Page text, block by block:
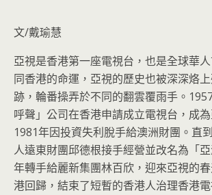
文/戴瑜慧
亞視是香港第一座電視台，也是全球華
同香港的命運，亞視的歷史也被深深烙
跡，輪番操弄於不同的翻雲覆雨手。
呼聲」 公司在香港申請成立電視台，成
1981年因投資失利脫手給澳洲財團。 直
人遠東財團邱德根接手經營並改名為「
年轉手給麗新集團林百欣， 迎來亞視的
港回歸， 結束了短暫的香港人治理香港